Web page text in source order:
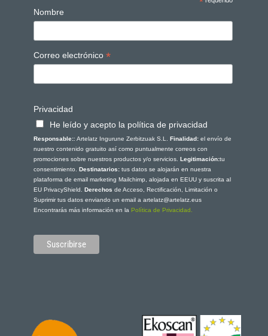
Nombre
Correo electrónico *
Privacidad
He leído y acepto la política de privacidad
Responsable:: Artelatz Ingurune Zerbitzuak S.L. Finalidad:el envío de
nuestro contenido gratuito así como puntualmente correos con
promociones sobre nuestros productos y/o servicios. Legitimación:tu
consentimiento. Destinatarios: tus datos se alojarán en nuestra
plataforma de email marketing Mailchimp, alojada en EEUU y suscrita al
EU PrivacyShield. Derechos de Acceso, Rectificación, Limitación o
Suprimir tus datos enviando un email a artelatz@artelatz.eus
Encontrarás más información en la Política de Privacidad.